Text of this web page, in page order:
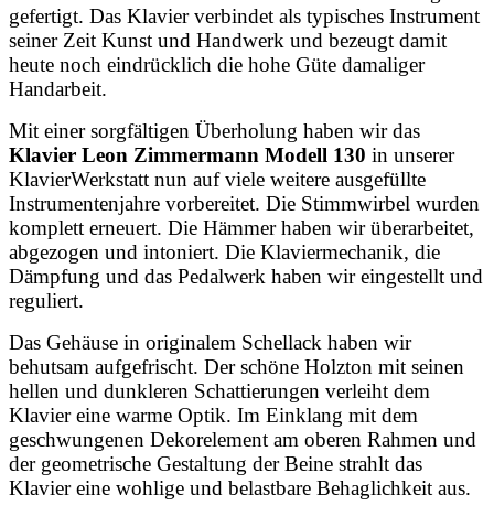
gefertigt. Das Klavier verbindet als typisches Instrument
seiner Zeit Kunst und Handwerk und bezeugt damit
heute noch eindrücklich die hohe Güte damaliger
Handarbeit.
Mit einer sorgfältigen Überholung haben wir das
Klavier Leon Zimmermann Modell 130 in unserer
KlavierWerkstatt nun auf viele weitere ausgefüllte
Instrumentenjahre vorbereitet. Die Stimmwirbel wurden
komplett erneuert. Die Hämmer haben wir überarbeitet,
abgezogen und intoniert. Die Klaviermechanik, die
Dämpfung und das Pedalwerk haben wir eingestellt und
reguliert.
Das Gehäuse in originalem Schellack haben wir
behutsam aufgefrischt. Der schöne Holzton mit seinen
hellen und dunkleren Schattierungen verleiht dem
Klavier eine warme Optik. Im Einklang mit dem
geschwungenen Dekorelement am oberen Rahmen und
der geometrische Gestaltung der Beine strahlt das
Klavier eine wohlige und belastbare Behaglichkeit aus.